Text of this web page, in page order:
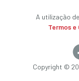
A utilização
Termos e
Copyright ©